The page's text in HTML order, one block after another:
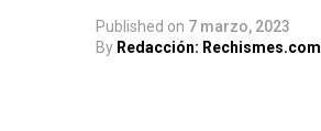
Published on 7 marzo, 2023
By Redacción: Rechismes.com